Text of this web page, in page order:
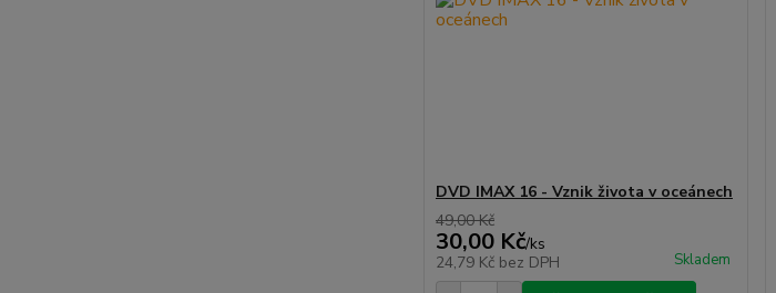
DVD IMAX 16 - Vznik života v oceánech
49,00 Kč
30,00 Kč/ks
24,79 Kč bez DPH Skladem